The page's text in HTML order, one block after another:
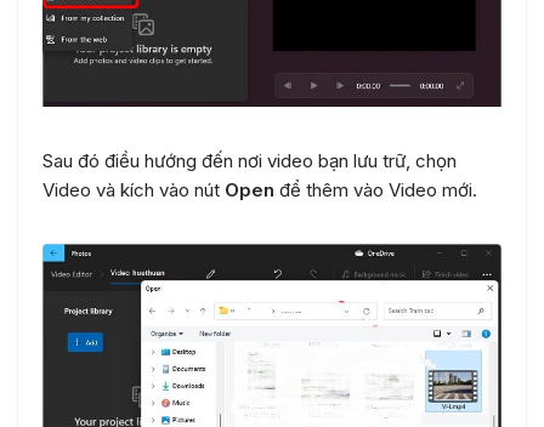
Sau đó điều hướng đến nơi video bạn lưu trữ, chọn
Video và kích vào nút Open để thêm vào Video mới.